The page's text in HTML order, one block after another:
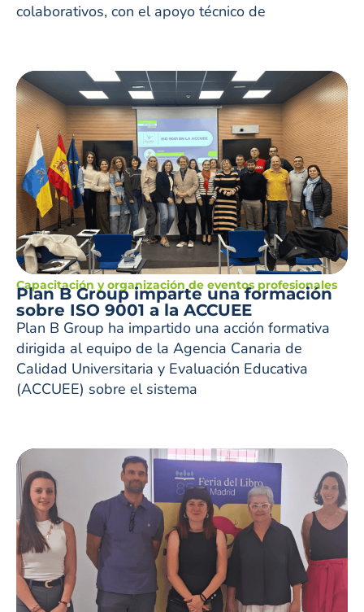
colaborativos, con el apoyo técnico de
Capacitación y organización de eventos profesionales
Plan B Group imparte una formación
sobre ISO 9001 a la ACCUEE
Plan B Group ha impartido una acción formativa
dirigida al equipo de la Agencia Canaria de
Calidad Universitaria y Evaluación Educativa
(ACCUEE) sobre el sistema